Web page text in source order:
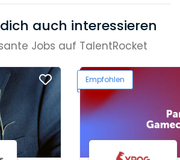
auch interessieren
Jobs auf TalentRocket
Empfohlen